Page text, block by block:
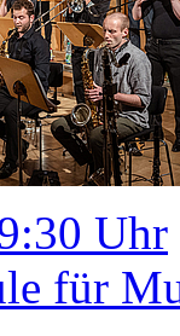
Uhr
für